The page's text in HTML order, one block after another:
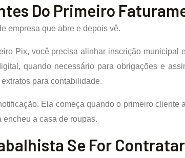
Do Primeiro
empresa que abre e depois vê.
Pix, você precisa alinhar inscrição municipal
quando necessário para obrigações e
para contabilidade.
Ela começa quando o primeiro cliente
a casa de roupas.
Se For Contratar